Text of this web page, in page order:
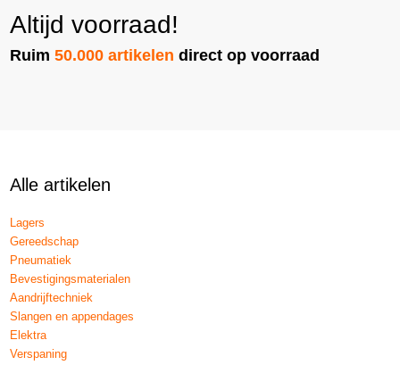
Altijd voorraad!
Ruim50.000 artikelen direct op voorraad
Alle artikelen
Lagers
Gereedschap
Pneumatiek
Bevestigingsmaterialen
Aandrijftechniek
Slangen en appendages
Elektra
Verspaning